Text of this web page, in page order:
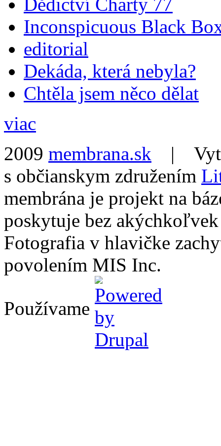
Inconspicuous Black
editorial
Dekáda, která nebyla?
Chtěla jsem něco dělat
viac
2009 membrana.sk |
s občianskym združením
membrána je projekt na
poskytuje bez
Fotografia v hlavičke
povolením MIS Inc.
Používame